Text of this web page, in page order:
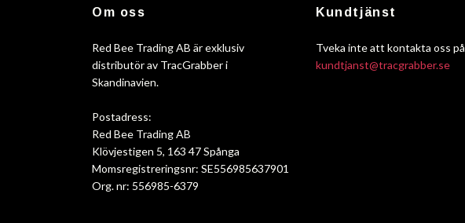
Om oss
Red Bee Trading AB är exklusiv
distributör av TracGrabber i
Skandinavien.
Postadress:
Red Bee Trading AB
Klövjestigen 5, 163 47 Spånga
Momsregistreringsnr: SE556985637901
Org. nr: 556985-6379
Kundtjänst
Tveka inte att kontakta oss på
kundtjanst@tracgrabber.se